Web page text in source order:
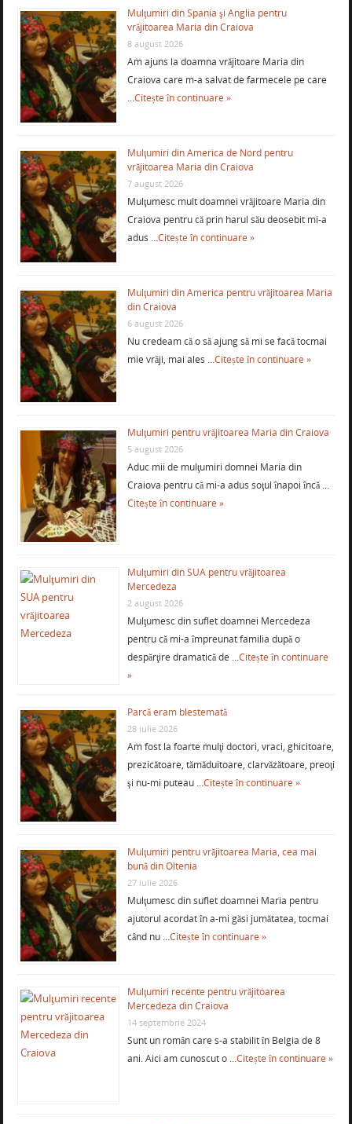
Mulţumiri din Spania şi Anglia pentru
vrăjitoarea Maria din Craiova
8 august 2026
Am ajuns la doamna vrăjitoare Maria din
Craiova care m-a salvat de farmecele pe care
…Citește în continuare »
Mulţumiri din America de Nord pentru
vrăjitoarea Maria din Craiova
7 august 2026
Mulţumesc mult doamnei vrăjitoare Maria din
Craiova pentru că prin harul său deosebit mi-a
adus …Citește în continuare »
Mulţumiri din America pentru vrăjitoarea Maria
din Craiova
6 august 2026
Nu credeam că o să ajung să mi se facă tocmai
mie vrăji, mai ales …Citește în continuare »
Mulţumiri pentru vrăjitoarea Maria din Craiova
5 august 2026
Aduc mii de mulţumiri domnei Maria din
Craiova pentru că mi-a adus soţul înapoi încă …
Citește în continuare »
Mulţumiri din SUA pentru vrăjitoarea
Mercedeza
2 august 2026
Mulţumesc din suflet doamnei Mercedeza
pentru că mi-a împreunat familia după o
despărţire dramatică de …Citește în continuare
»
Parcă eram blestemată
28 iulie 2026
Am fost la foarte mulţi doctori, vraci, ghicitoare,
prezicătoare, tămăduitoare, clarvăzătoare, preoţi
şi nu-mi puteau …Citește în continuare »
Mulţumiri pentru vrăjitoarea Maria, cea mai
bună din Oltenia
27 iulie 2026
Mulţumesc din suflet doamnei Maria pentru
ajutorul acordat în a-mi găsi jumătatea, tocmai
când nu …Citește în continuare »
Mulţumiri recente pentru vrăjitoarea
Mercedeza din Craiova
14 septembrie 2024
Sunt un român care s-a stabilit în Belgia de 8
ani. Aici am cunoscut o …Citește în continuare »